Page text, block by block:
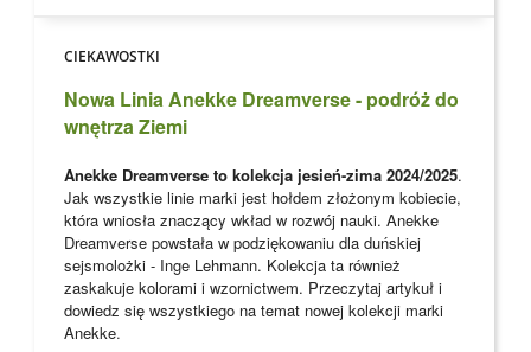
CIEKAWOSTKI
Nowa Linia Anekke Dreamverse - podróż do
wnętrza Ziemi
Anekke Dreamverse to kolekcja jesień-zima 2024/2025.
Jak wszystkie linie marki jest hołdem złożonym kobiecie,
która wniosła znaczący wkład w rozwój nauki. Anekke
Dreamverse powstała w podziękowaniu dla duńskiej
sejsmolożki - Inge Lehmann. Kolekcja ta również
zaskakuje kolorami i wzornictwem. Przeczytaj artykuł i
dowiedz się wszystkiego na temat nowej kolekcji marki
Anekke.